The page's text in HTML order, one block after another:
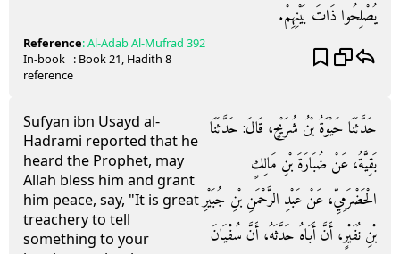
يُصْلِحُوا ذَاتَ بَيْنِهِمْ‏.‏
Reference:Al-Adab Al-Mufrad 392
In-book
reference
: Book21, Hadith 8
Sufyan ibn Usayd al-
Hadrami reported that he
heard the Prophet, may
Allah bless him and grant
him peace, say, "It is great
treachery to tell
something to your
حَدَّثَنَا حَيْوَةُ بْنُ شُرَيْحٍ، قَالَ‏:‏ حَدَّثَنَا
بَقِيَّةُ، عَنْ ضُبَارَةَ بْنِ مَالِكٍ
الْحَضْرَمِيِّ، عَنْ عَبْدِ الرَّحْمَنِ بْنِ جُبَيْرِ
بْنِ نُفَيْرٍ، أَنَّ أَبَاهُ حَدَّثَهُ، أَنَّ سُفْيَانَ